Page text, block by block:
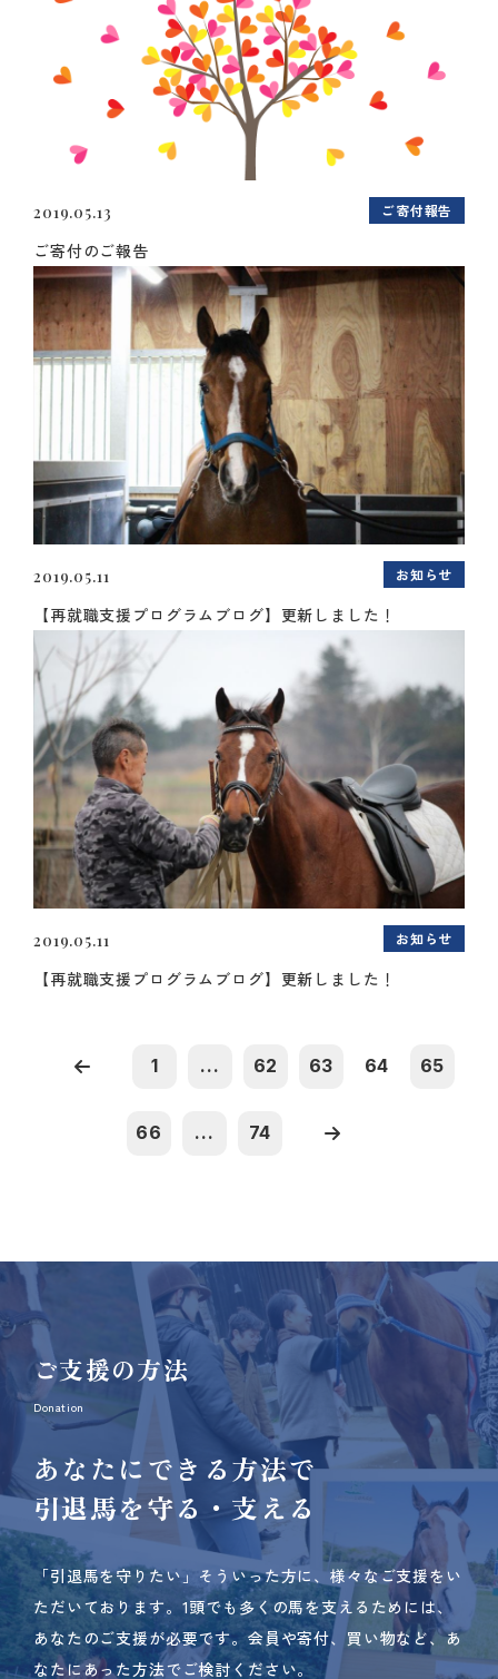
2019.05.13 ご寄付報告
ご寄付のご報告
2019.05.11 お知らせ
【再就職支援プログラムブログ】更新しました！
2019.05.11 お知らせ
【再就職支援プログラムブログ】更新しました！
1 ... 62 63 64 65
66 ... 74
ご支援の方法
Donation
あなたにできる方法で
引退馬を守る・支える
「引退馬を守りたい」そういった方に、様々なご支援をい
ただいております。 1頭でも多くの馬を支えるためには、
あなたのご支援が必要です。 会員や寄付、買い物など、あ
なたにあった方法でご検討ください。